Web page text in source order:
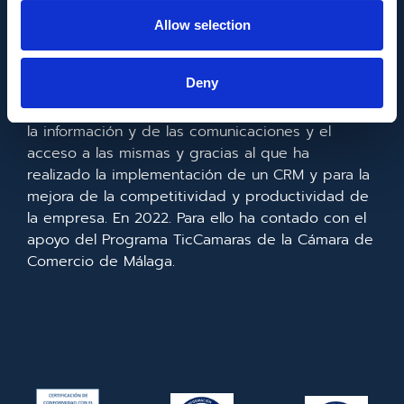
Allow selection
Deny
FONDO EUROPEO DE DESARROLLO REGIONAL
Europeo de Desarrollo Regional cuyo objetivo es
mejorar el uso y la calidad de las tecnologías de
la información y de las comunicaciones y el
acceso a las mismas y gracias al que ha
realizado la implementación de un CRM y para la
mejora de la competitividad y productividad de
la empresa. En 2022. Para ello ha contado con el
apoyo del Programa TicCamaras de la Cámara de
Comercio de Málaga.